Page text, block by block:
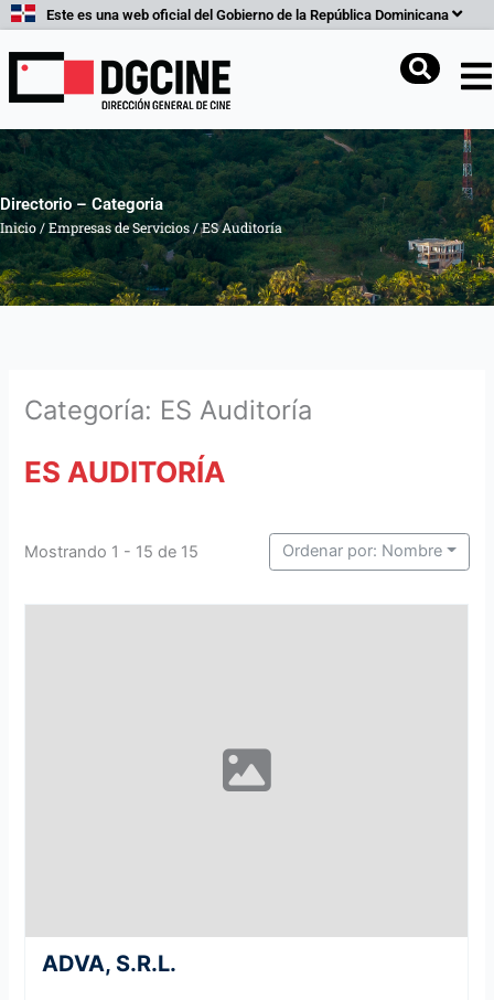
contenido
Este es una web oficial del Gobierno de la República Dominicana
Buscar
Directorio – Categoria
Inicio/Empresas de Servicios/ES Auditoría
Categoría: ES Auditoría
ES AUDITORÍA
Mostrando 1 - 15 de 15 Ordenar por: Nombre
ADVA, S.R.L.